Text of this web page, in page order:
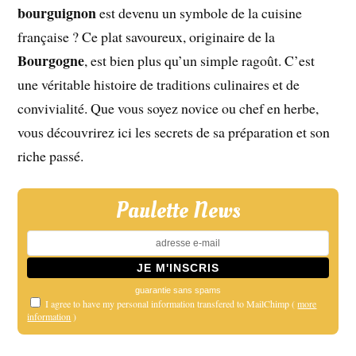
bourguignonest devenu un symbole de la cuisine
française ? Ce plat savoureux, originaire de la
Bourgogne, est bien plus qu’un simple ragoût. C’est
une véritable histoire de traditions culinaires et de
convivialité. Que vous soyez novice ou chef en herbe,
vous découvrirez ici les secrets de sa préparation et son
riche passé.
Paulette News
guarantie sans spams
I agree to have my personal information transfered to MailChimp (more
information)